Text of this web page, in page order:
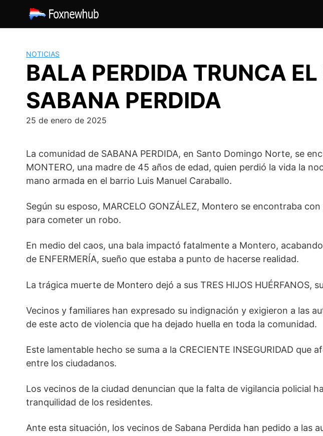
contenido
NOTICIAS
BALA PERDIDA TRUNCA
SABANA PERDIDA
25 de enero de 2025
La comunidad de SABANA PERDIDA, en Santo Domingo Norte, se
MONTERO, una madre de 45 años de edad, quien perdió la vida la
mano armada en el barrio Luis Manuel Caraballo.
Según su esposo, MARCELO GONZÁLEZ, Montero se encontraba
para cometer un robo.
En medio del caos, una bala impactó fatalmente a Montero,
de ENFERMERÍA, sueño que estaba a punto de hacerse realidad.
La trágica muerte de Montero dejó a sus TRES HIJOS HUÉRFANOS,
Vecinos y familiares han expresado su indignación y exigieron a las
de este acto de violencia que ha dejado huella en toda la comunidad.
Este lamentable hecho se suma a la CRECIENTE INSEGURIDAD
entre los ciudadanos.
Los vecinos de la ciudad denuncian que la falta de vigilancia policial
tranquilidad de los residentes.
Ante esta situación, los vecinos de Sabana Perdida han pedido a las